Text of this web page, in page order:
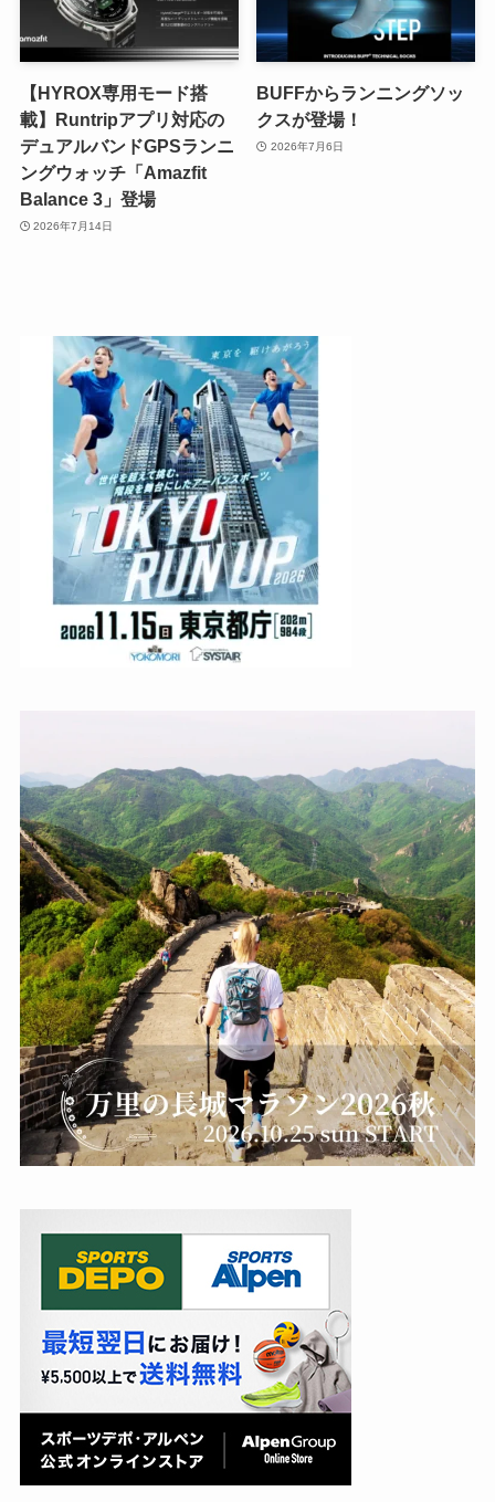
【HYROX専用モード搭
載】Runtripアプリ対応の
デュアルバンドGPSランニ
ングウォッチ「Amazfit
Balance 3」登場
2026年7月14日
BUFFからランニングソッ
クスが登場！
2026年7月6日